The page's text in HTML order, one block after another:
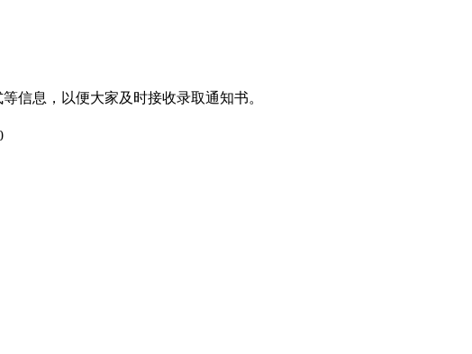
信息，以便大家及时接收录取通知书。